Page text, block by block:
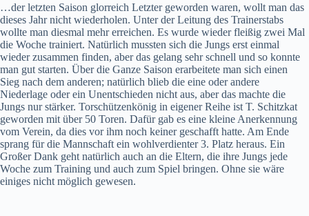
…der letzten Saison glorreich Letzter geworden waren, wollt man das
dieses Jahr nicht wiederholen. Unter der Leitung des Trainerstabs
wollte man diesmal mehr erreichen. Es wurde wieder fleißig zwei Mal
die Woche trainiert. Natürlich mussten sich die Jungs erst einmal
wieder zusammen finden, aber das gelang sehr schnell und so konnte
man gut starten. Über die Ganze Saison erarbeitete man sich einen
Sieg nach dem anderen; natürlich blieb die eine oder andere
Niederlage oder ein Unentschieden nicht aus, aber das machte die
Jungs nur stärker. Torschützenkönig in eigener Reihe ist T. Schitzkat
geworden mit über 50 Toren. Dafür gab es eine kleine Anerkennung
vom Verein, da dies vor ihm noch keiner geschafft hatte. Am Ende
sprang für die Mannschaft ein wohlverdienter 3. Platz heraus. Ein
Großer Dank geht natürlich auch an die Eltern, die ihre Jungs jede
Woche zum Training und auch zum Spiel bringen. Ohne sie wäre
einiges nicht möglich gewesen.